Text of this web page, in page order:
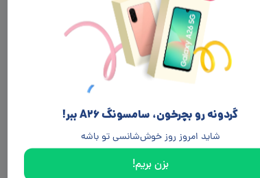
گردونه رو بچرخون، سامسونگ A26 ببر!
شاید امروز روز خوش‌شانسی تو باشه
بزن بریم!